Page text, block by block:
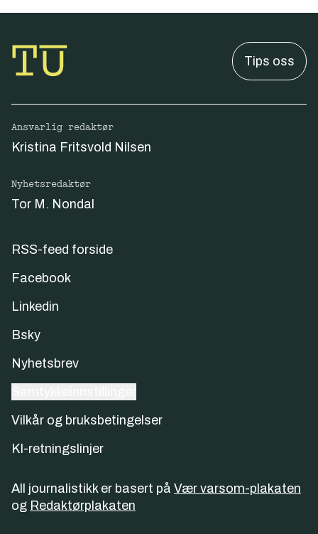
Tips oss
Ansvarlig redaktør
Kristina Fritsvold Nilsen
Nyhetsredaktør
Tor M. Nondal
RSS-feed forside
Facebook
Linkedin
Bsky
Nyhetsbrev
Vilkår og bruksbetingelser
KI-retningslinjer
All journalistikk er basert på Vær varsom-plakaten
og Redaktørplakaten